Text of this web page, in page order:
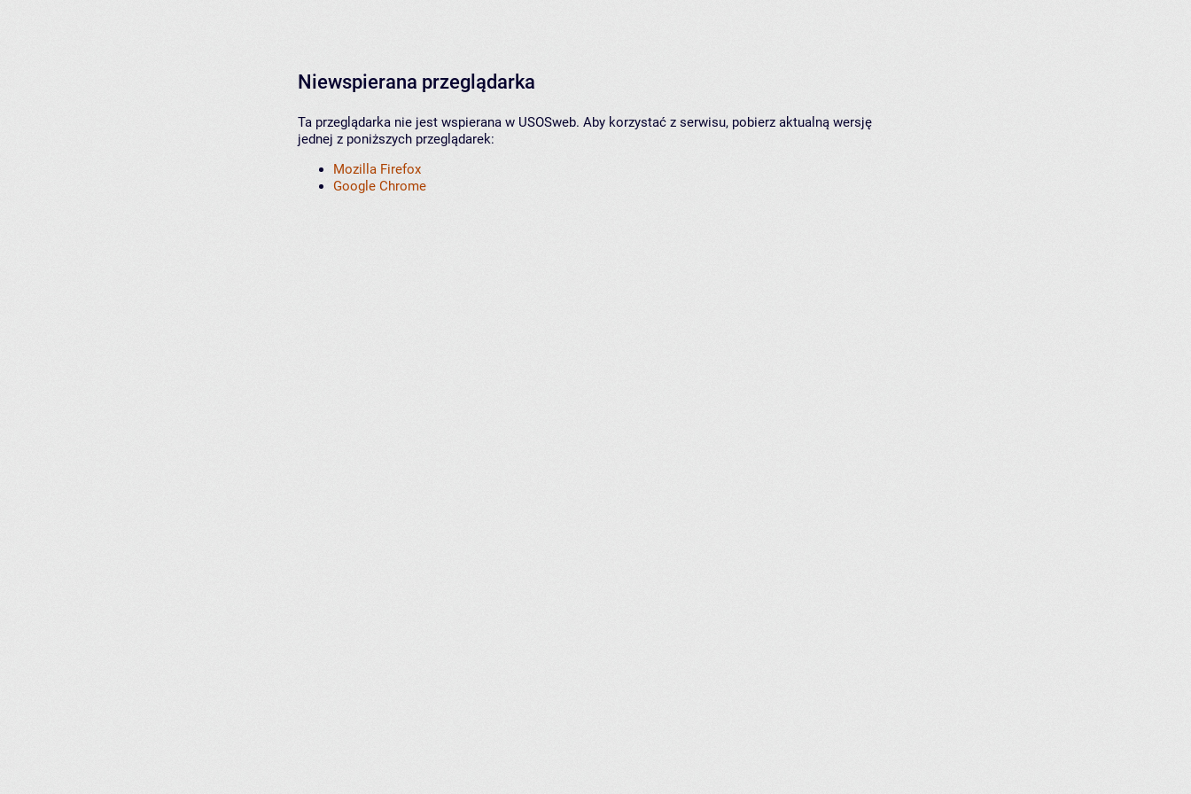
Niewspierana przeglądarka
Ta przeglądarka nie jest wspierana w USOSweb. Aby korzystać z serwisu, pobierz aktualną wersję
jednej z poniższych przeglądarek:
Mozilla Firefox
Google Chrome